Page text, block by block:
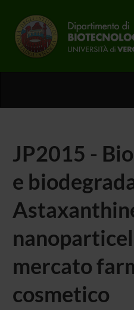
JP2015 -
e
mercato
cosmetico